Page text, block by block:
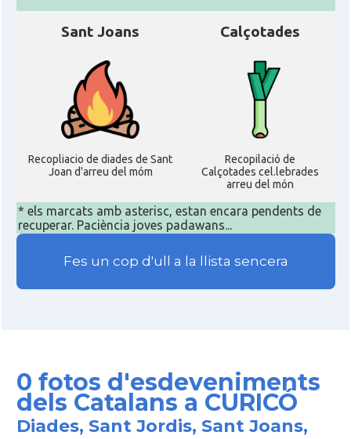
Sant Joans
Recopliacio de diades de Sant
Joan d'arreu del móm
Calçotades
Recopilació de
Calçotades cel.lebrades
arreu del món
* els marcats amb asterisc, estan encara pendents de
recuperar. Paciència joves padawans...
Fes un cop d'ull a la llista sencera
0 fotos d'esdeveniments
dels Catalans a CURICÓ
Diades, Sant Jordis, Sant Joans,